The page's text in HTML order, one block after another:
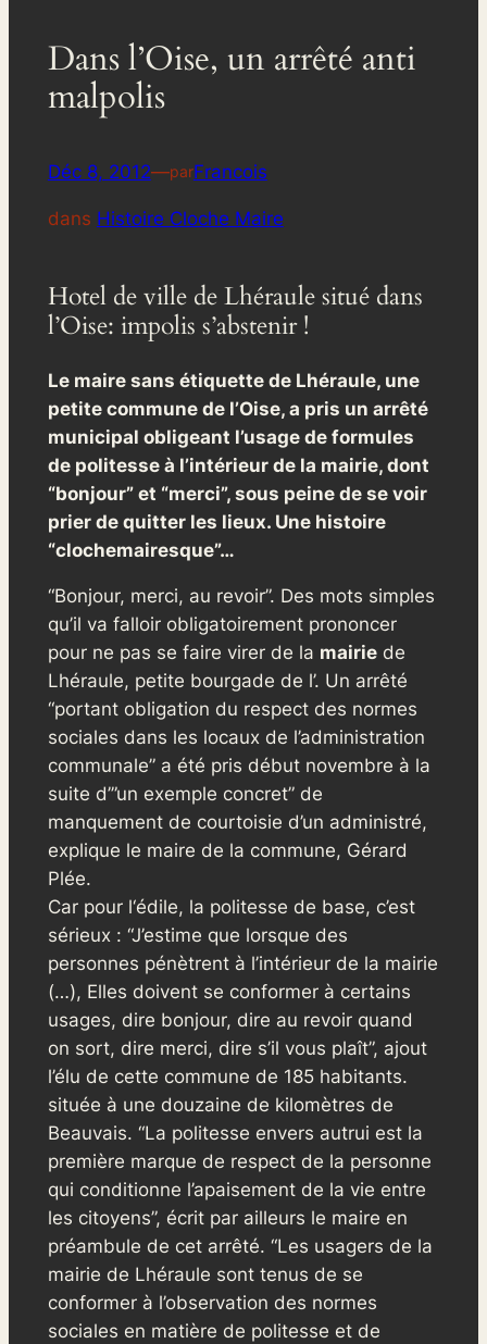
Dans l’Oise, un arrêté anti
malpolis
Déc 8, 2012—parFrancois
dans Histoire Cloche Maire
Hotel de ville de Lhéraule situé dans
l’Oise: impolis s’abstenir !
Le maire sans étiquette de Lhéraule, une
petite commune de l’Oise, a pris un arrêté
municipal obligeant l’usage de formules
de politesse à l’intérieur de la mairie, dont
“bonjour” et “merci”, sous peine de se voir
prier de quitter les lieux. Une histoire
“clochemairesque”…
“Bonjour, merci, au revoir”. Des mots simples
qu’il va falloir obligatoirement prononcer
pour ne pas se faire virer de la mairiede
Lhéraule, petite bourgade de l’. Un arrêté
“portant obligation du respect des normes
sociales dans les locaux de l’administration
communale” a été pris début novembre à la
suite d’”un exemple concret” de
manquement de courtoisie d’un administré,
explique le maire de la commune, Gérard
Plée.
Car pour l‘édile, la politesse de base, c’est
sérieux : “J’estime que lorsque des
personnes pénètrent à l’intérieur de la mairie
(…), Elles doivent se conformer à certains
usages, dire bonjour, dire au revoir quand
on sort, dire merci, dire s’il vous plaît”, ajout
l’élu de cette commune de 185 habitants.
située à une douzaine de kilomètres de
Beauvais. “La politesse envers autrui est la
première marque de respect de la personne
qui conditionne l’apaisement de la vie entre
les citoyens”, écrit par ailleurs le maire en
préambule de cet arrêté. “Les usagers de la
mairie de Lhéraule sont tenus de se
conformer à l’observation des normes
sociales en matière de politesse et de